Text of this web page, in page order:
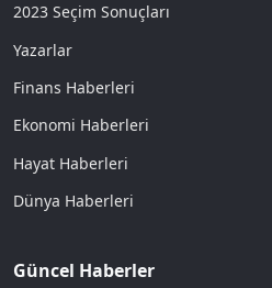
2023 Seçim Sonuçları
Yazarlar
Finans Haberleri
Ekonomi Haberleri
Hayat Haberleri
Dünya Haberleri
Güncel Haberler